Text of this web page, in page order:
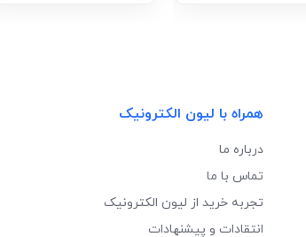
همراه با لیون الکترونیک
درباره ما
تماس با ما
تجربه خرید از لیون الکترونیک
انتقادات و پیشنهادات